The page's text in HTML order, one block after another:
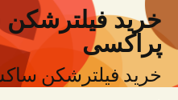
خرید
پراکسی
خرید فیلترشکن